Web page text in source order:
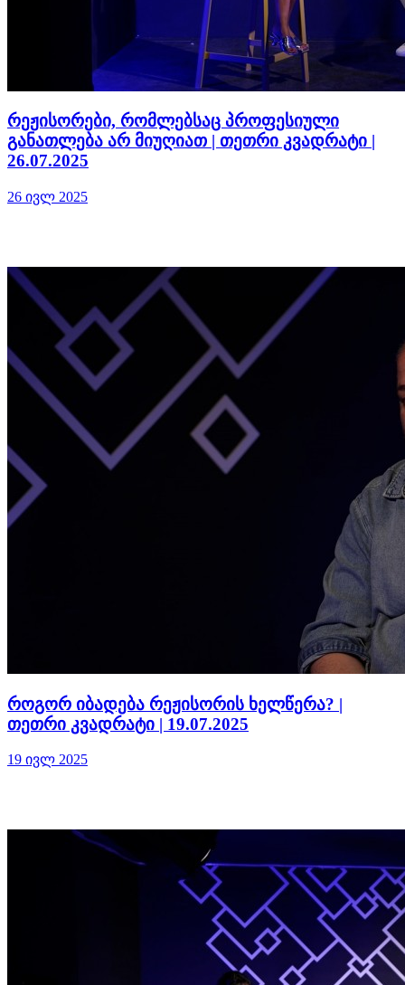
რეჟისორები, რომლებსაც პროფესიული
განათლება არ მიუღიათ | თეთრი კვადრატი |
26.07.2025
26 ივლ 2025
როგორ იბადება რეჟისორის ხელწერა? |
თეთრი კვადრატი | 19.07.2025
19 ივლ 2025